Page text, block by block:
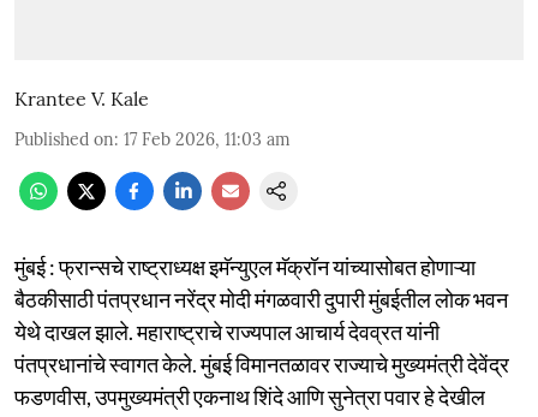
Krantee V. Kale
Published on: 17 Feb 2026, 11:03 am
मुंबई : फ्रान्सचे राष्ट्राध्यक्ष इमॅन्युएल मॅक्रॉन यांच्यासोबत होणाऱ्या
बैठकीसाठी पंतप्रधान नरेंद्र मोदी मंगळवारी दुपारी मुंबईतील लोक भवन
येथे दाखल झाले. महाराष्ट्राचे राज्यपाल आचार्य देवव्रत यांनी
पंतप्रधानांचे स्वागत केले. मुंबई विमानतळावर राज्याचे मुख्यमंत्री देवेंद्र
फडणवीस, उपमुख्यमंत्री एकनाथ शिंदे आणि सुनेत्रा पवार हे देखील